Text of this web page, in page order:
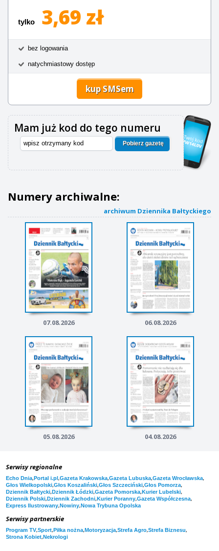
tylko 3,69 zł
bez logowania
natychmiastowy dostęp
kup SMSem
Mam już kod do tego numeru
Pobierz gazetę
Numery archiwalne:
archiwum Dziennika Bałtyckiego
07.08.2026 06.08.2026
05.08.2026 04.08.2026
Serwisy regionalne
Echo Dnia,Portal i.pl,Gazeta Krakowska,Gazeta Lubuska,Gazeta Wrocławska,
Głos Wielkopolski,Głos Koszaliński,Głos Szczeciński,Głos Pomorza,
Dziennik Bałtycki,Dziennik Łódzki,Gazeta Pomorska,Kurier Lubelski,
Dziennik Polski,Dziennik Zachodni,Kurier Poranny,Gazeta Współczesna,
Express Ilustrowany,Nowiny,Nowa Trybuna Opolska
Serwisy partnerskie
Program TV,Sport,Piłka nożna,Motoryzacja,Strefa Agro,Strefa Biznesu,
Strona Kobiet,Nekrologi